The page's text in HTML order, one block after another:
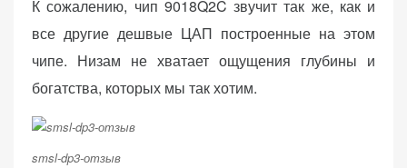
К сожалению, чип 9018Q2C звучит так же, как и
все другие дешвые ЦАП построенные на этом
чипе. Низам не хватает ощущения глубины и
богатства, которых мы так хотим.
smsl-dp3-отзыв